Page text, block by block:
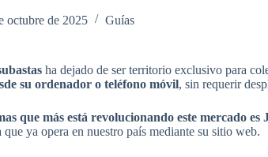
octubre de 2025 Guías
ha dejado de ser territorio exclusivo para
su ordenador o teléfono móvil, sin requerir
que más está revolucionando este mercado es
ya opera en nuestro país mediante su sitio web.